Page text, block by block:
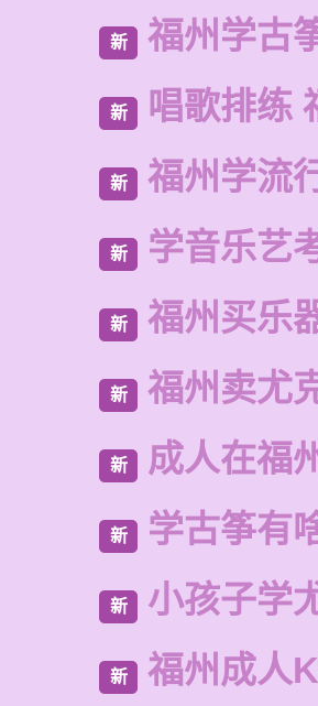
新 福州学古
新 唱歌排练
新 福州学流
新 学音乐艺
新 福州买乐
新 福州卖尤
新 成人在福
新 学古筝有
新 小孩子学
新 福州成人